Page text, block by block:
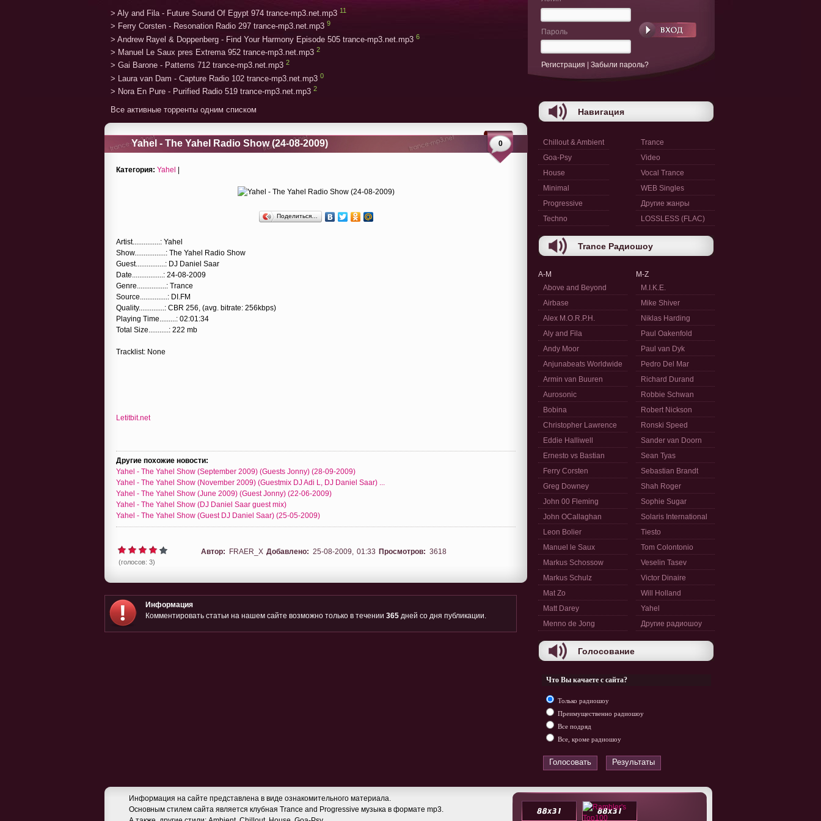
> Aly and Fila - Future Sound Of Egypt 974 trance-mp3.net.mp3 11
> Ferry Corsten - Resonation Radio 297 trance-mp3.net.mp3 9
> Andrew Rayel & Doppenberg - Find Your Harmony Episode 505 trance-mp3.net.mp3 6
> Manuel Le Saux pres Extrema 952 trance-mp3.net.mp3 2
> Gai Barone - Patterns 712 trance-mp3.net.mp3 2
> Laura van Dam - Capture Radio 102 trance-mp3.net.mp3 0
> Nora En Pure - Purified Radio 519 trance-mp3.net.mp3 2
Все активные торренты одним списком
Yahel - The Yahel Radio Show (24-08-2009) 0
Категория: Yahel |
Поделиться…
Artist...............: Yahel
Show.................: The Yahel Radio Show
Guest................: DJ Daniel Saar
Date.................: 24-08-2009
Genre................: Trance
Source...............: DI.FM
Quality..............: CBR 256, (avg. bitrate: 256kbps)
Playing Time.........: 02:01:34
Total Size...........: 222 mb
Tracklist: None
Letitbit.net
Другие похожие новости:
Yahel - The Yahel Show (September 2009) (Guests Jonny) (28-09-2009)
Yahel - The Yahel Show (November 2009) (Guestmix DJ Adi L, DJ Daniel Saar) ...
Yahel - The Yahel Show (June 2009) (Guest Jonny) (22-06-2009)
Yahel - The Yahel Show (DJ Daniel Saar guest mix)
Yahel - The Yahel Show (Guest DJ Daniel Saar) (25-05-2009)
(голосов: 3)
Автор: FRAER_X Добавлено: 25-08-2009, 01:33 Просмотров: 3618
Информация
Комментировать статьи на нашем сайте возможно только в течении 365 дней со дня публикации.
Пароль
Регистрация Забыли пароль?
Навигация
Chillout & Ambient
Goa-Psy
House
Minimal
Progressive
Techno
Trance
Video
Vocal Trance
WEB Singles
Другие жанры
LOSSLESS (FLAC)
Trance Радиошоу
A-M
Above and Beyond
Airbase
Alex M.O.R.P.H.
Aly and Fila
Andy Moor
Anjunabeats Worldwide
Armin van Buuren
Aurosonic
Bobina
Christopher Lawrence
Eddie Halliwell
Ernesto vs Bastian
Ferry Corsten
Greg Downey
John 00 Fleming
John OCallaghan
Leon Bolier
Manuel le Saux
Markus Schossow
Markus Schulz
Mat Zo
Matt Darey
Menno de Jong
M-Z
M.I.K.E.
Mike Shiver
Niklas Harding
Paul Oakenfold
Paul van Dyk
Pedro Del Mar
Richard Durand
Robbie Schwan
Robert Nickson
Ronski Speed
Sander van Doorn
Sean Tyas
Sebastian Brandt
Shah Roger
Sophie Sugar
Solaris International
Tiesto
Tom Colontonio
Veselin Tasev
Victor Dinaire
Will Holland
Yahel
Другие радиошоу
Голосование
Что Вы качаете с сайта?
Только радиошоу
Преимущественно радиошоу
Все подряд
Все, кроме радиошоу
Голосовать Результаты
Информация на сайте представлена в виде ознакомительного материала.
Основным стилем сайта является клубная Trance and Progressive музыка в формате mp3.